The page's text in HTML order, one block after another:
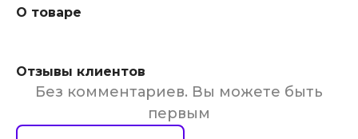
О товаре
Отзывы клиентов
Без комментариев. Вы можете быть
первым